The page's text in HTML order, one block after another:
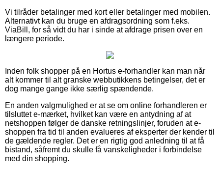
Vi tilråder betalinger med kort eller betalinger med mobilen.
Alternativt kan du bruge en afdragsordning som f.eks.
ViaBill, for så vidt du har i sinde at afdrage prisen over en
længere periode.
Inden folk shopper på en Hortus e-forhandler kan man når
alt kommer til alt granske webbutikkens betingelser, det er
dog mange gange ikke særlig spændende.
En anden valgmulighed er at se om online forhandleren er
tilsluttet e-mærket, hvilket kan være en antydning af at
netshoppen følger de danske retningslinjer, foruden at e-
shoppen fra tid til anden evalueres af eksperter der kender til
de gældende regler. Det er en rigtig god anledning til at få
bistand, såfremt du skulle få vanskeligheder i forbindelse
med din shopping.